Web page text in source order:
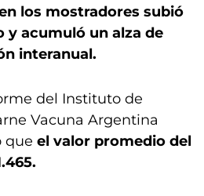
los mostradores subió
y acumuló un alza de
interanual.
del Instituto de
Vacuna Argentina
que el valor promedio del